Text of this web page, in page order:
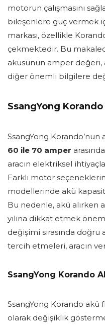
motorun çalışmasını
bileşenlere güç vermek
markası, özellikle
çekmektedir. Bu
aküsünün amper değeri,
diğer önemli bilgilere
SsangYong
SsangYong
60 ile 70 amper
aracın elektriksel
Farklı motor
modellerinde akü
Bu nedenle, akü alırken
yılına dikkat etmek
değişimi sırasında
tercih etmeleri, aracın
SsangYong Korando
SsangYong Korando akü
olarak değişiklik